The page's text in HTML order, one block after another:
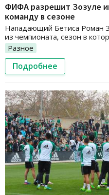
ФИФА разрешит Зозуле
команду в сезоне
Нападающий Бетиса Роман
из чемпионата, сезон в
Разное
Подробнее